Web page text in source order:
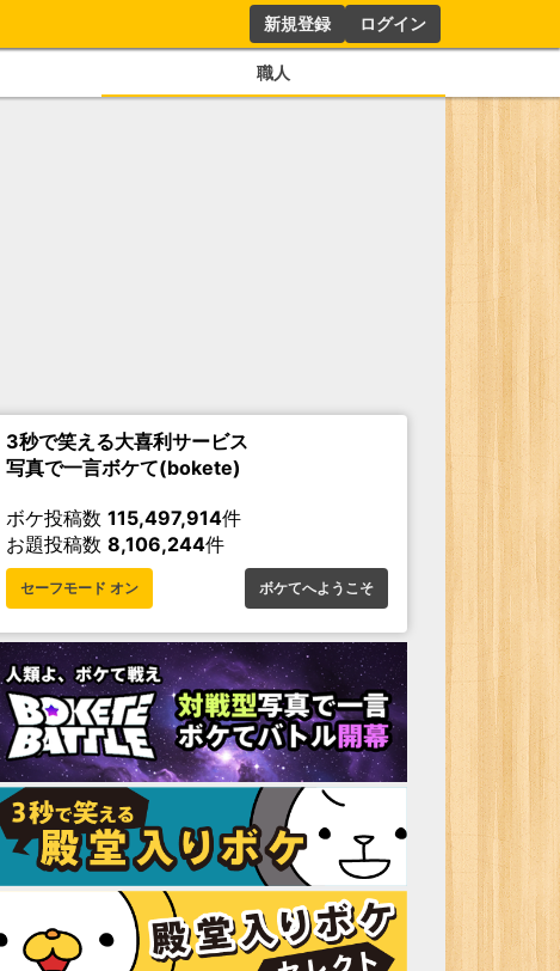
新規登録 ログイン
職人
3秒で笑える大喜利サービス
写真で一言ボケて(bokete)
ボケ投稿数 115,497,914件
お題投稿数 8,106,244件
セーフモード オン ボケてへようこそ